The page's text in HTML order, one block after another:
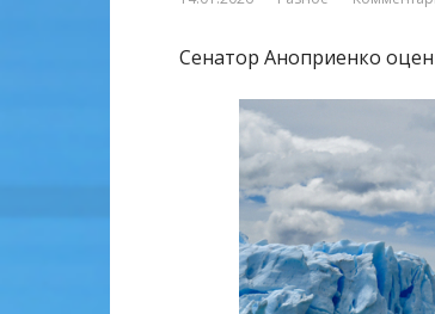
Сенатор Аноприенко